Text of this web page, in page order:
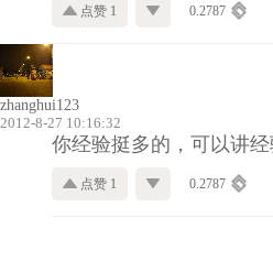
点赞 1 0.2787
zhanghui123
2012-8-27 10:16:32
你经验挺多的，可以讲经
点赞 1 0.2787